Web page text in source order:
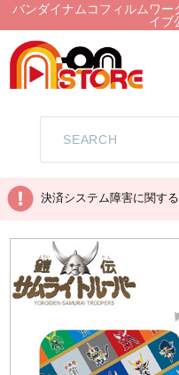
バンダイナムコフィルムワ
イブ
決済システム障害に関する